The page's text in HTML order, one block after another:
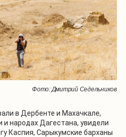
Фото: Дмитрий Седельников
в Дербенте и Махачкале,
и народах Дагестана, увидели
Каспия, Сарыкумские барханы